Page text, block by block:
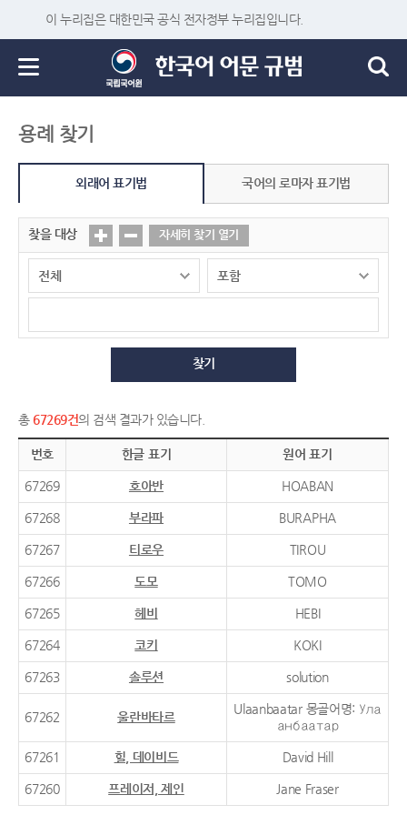
이 누리집은 대한민국 공식 전자정부 누리집입니다.
용례 찾기
외래어 표기법 국어의 로마자 표기법
찾을 대상 자세히 찾기 열기
찾기
총 67269건의 검색 결과가 있습니다.
번호 한글 표기 원어 표기
67269 호아반 HOABAN
67268 부라파 BURAPHA
67267 티로우 TIROU
67266 도모 TOMO
67265 헤비 HEBI
67264 코키 KOKI
67263 솔루션 solution
67262 울란바타르
Ulaanbaatar 몽골어명: Ула
анбаатар
67261 힐, 데이비드 David Hill
67260 프레이저, 제인 Jane Fraser